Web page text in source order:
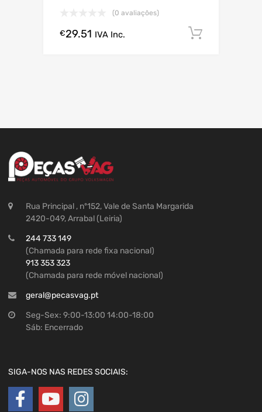
(0 avaliações)
€29.51 IVA Inc.
Rua Principal , nº152, Vale de Santa Margarida
2420-049, Arrabal (Leiria)
244 733 149
(Chamada para rede fixa nacional)
913 353 323
(Chamada para rede móvel nacional)
geral@pecasvag.pt
Seg-Sex: 9:00-13:00 14:00-18:00
Sáb: Encerrado
SIGA-NOS NAS REDES SOCIAIS: